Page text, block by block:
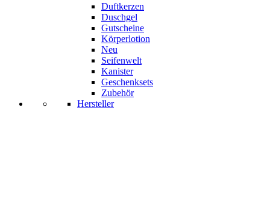
Duftkerzen
Duschgel
Gutscheine
Körperlotion
Neu
Seifenwelt
Kanister
Geschenksets
Zubehör
Hersteller